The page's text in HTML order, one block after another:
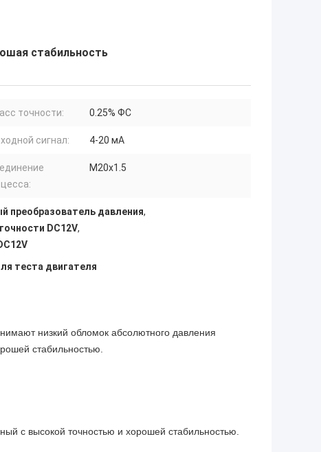
стабильность
точности: 0.25% ФС
сигнал: 4-20 мА
M20x1.5
преобразователь давления,
DC12V,
теста двигателя
низкий обломок абсолютного давления
стабильностью.
с высокой точностью и хорошей стабильностью.